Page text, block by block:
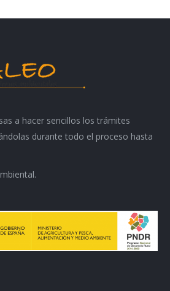
a hacer sencillos los trámites
durante todo el proceso hasta